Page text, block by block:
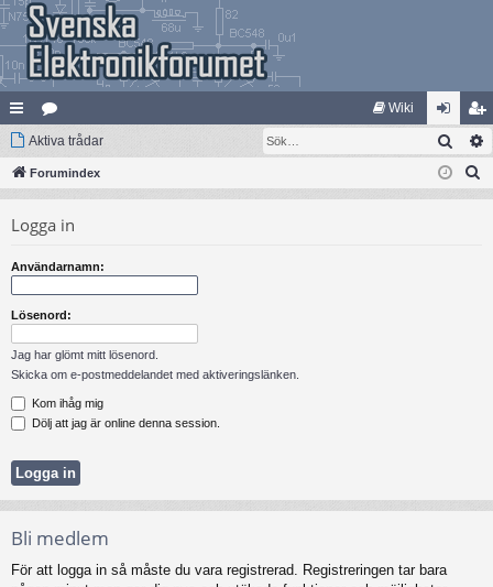
na
bb
ar
at
eg
er
Wiki
og
ga
li
m
Aktiva trådar Sök
Forumindex
Logga in
Användarnamn:
Lösenord:
Jag har glömt mitt lösenord.
Skicka om e-postmeddelandet med aktiveringslänken.
Kom ihåg mig
Dölj att jag är online denna session.
Bli medlem
För att logga in så måste du vara registrerad. Registreringen tar bara